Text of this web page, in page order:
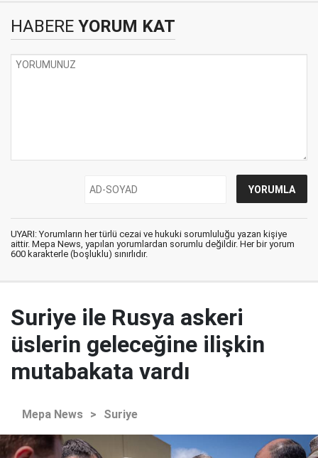
HABERE YORUM KAT
UYARI: Yorumların her türlü cezai ve hukuki sorumluluğu yazan kişiye
aittir. Mepa News, yapılan yorumlardan sorumlu değildir. Her bir yorum
600 karakterle (boşluklu) sınırlıdır.
Suriye ile Rusya askeri
üslerin geleceğine ilişkin
mutabakata vardı
Mepa News > Suriye